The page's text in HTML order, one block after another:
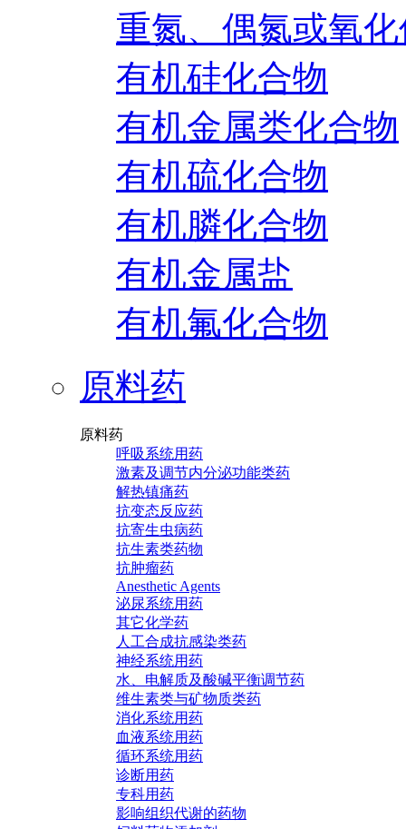
重氮、偶氮或氧
有机硅化合物
有机金属类化合物
有机硫化合物
有机膦化合物
有机金属盐
有机氟化合物
原料药
原料药
呼吸系统用药
激素及调节内分泌功能类药
解热镇痛药
抗变态反应药
抗寄生虫病药
抗生素类药物
抗肿瘤药
Anesthetic Agents
泌尿系统用药
其它化学药
人工合成抗感染类药
神经系统用药
水、电解质及酸碱平衡调节药
维生素类与矿物质类药
消化系统用药
血液系统用药
循环系统用药
诊断用药
专科用药
影响组织代谢的药物